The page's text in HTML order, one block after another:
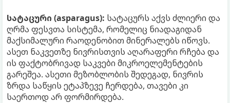
სატაცური (asparagus): სატაცურს აქვს ძლიერი და
ღრმა ფესვთა სისტემა, რომელიც ნიადაგიდან
მაქსიმალური რაოდენობით მინერალებს იწოვს.
ასეთ ნაკვეთზე ნივრისთვის აღარაფერი რჩება და
ის ფაქტობრივად საკვები მიკროელემენტების
გარეშეა. ასეთი მეზობლობის შედეგად, ნივრის
ზრდა საწყის ეტაპზევე ჩერდება, თავები კი
საერთოდ არ ფორმირდება.